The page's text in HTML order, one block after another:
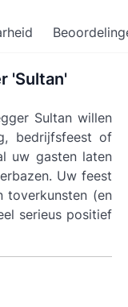
'Sultan'
Sultan willen
bedrijfsfeest of
uw gasten laten
Uw feest
toverkunsten (en
serieus positief